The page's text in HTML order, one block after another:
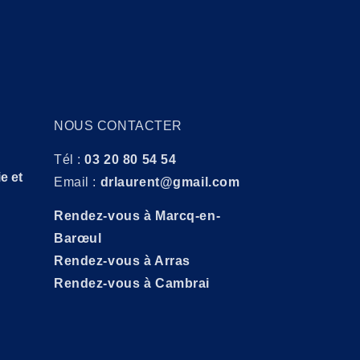
et
NOUS CONTACTER
Tél :03 20 80 54 54
Email : drlaurent@gmail.com
Rendez-vous à Marcq-en-
Barœul
Rendez-vous à Arras
Rendez-vous à Cambrai